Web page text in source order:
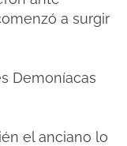
a surgir
Demoníacas
el anciano lo